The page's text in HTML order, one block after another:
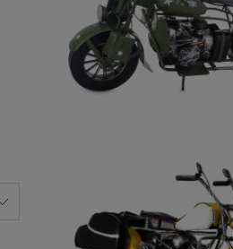
Cena regularna:129,00 zł
Najniższa cena:109,65 zł
DO KOSZYKA